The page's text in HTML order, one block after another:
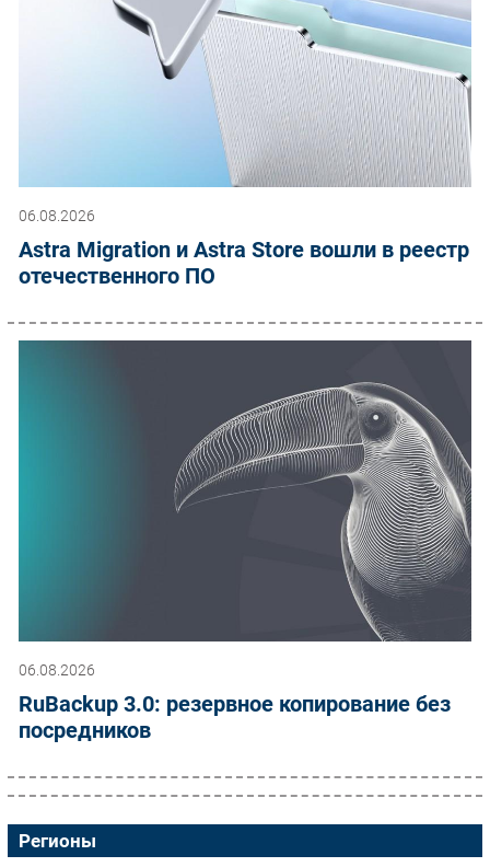
06.08.2026
Astra Migration и Astra Store вошли в реестр
отечественного ПО
06.08.2026
RuBackup 3.0: резервное копирование без
посредников
Регионы